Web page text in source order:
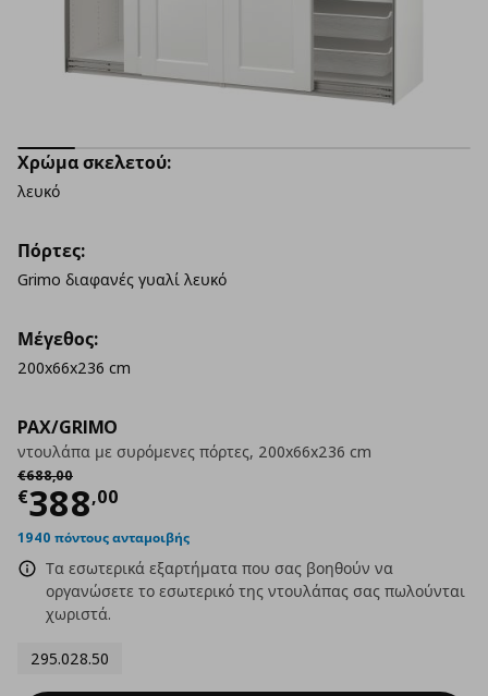
PAX/GRIMO
ντουλάπα με συρόμενες πόρτες, 200x66x236 cm
€688,00
Αρχική τιμή
€388,00
Τρέχουσα τιμή
1940 πόντους ανταμοιβής
Τα εσωτερικά εξαρτήματα που σας βοηθούν να
οργανώσετε το εσωτερικό της ντουλάπας σας πωλούνται
χωριστά.
295.028.50
Χρώμα σκελετού:
λευκό
Πόρτες:
Grimo διαφανές γυαλί λευκό
Μέγεθος:
200x66x236 cm